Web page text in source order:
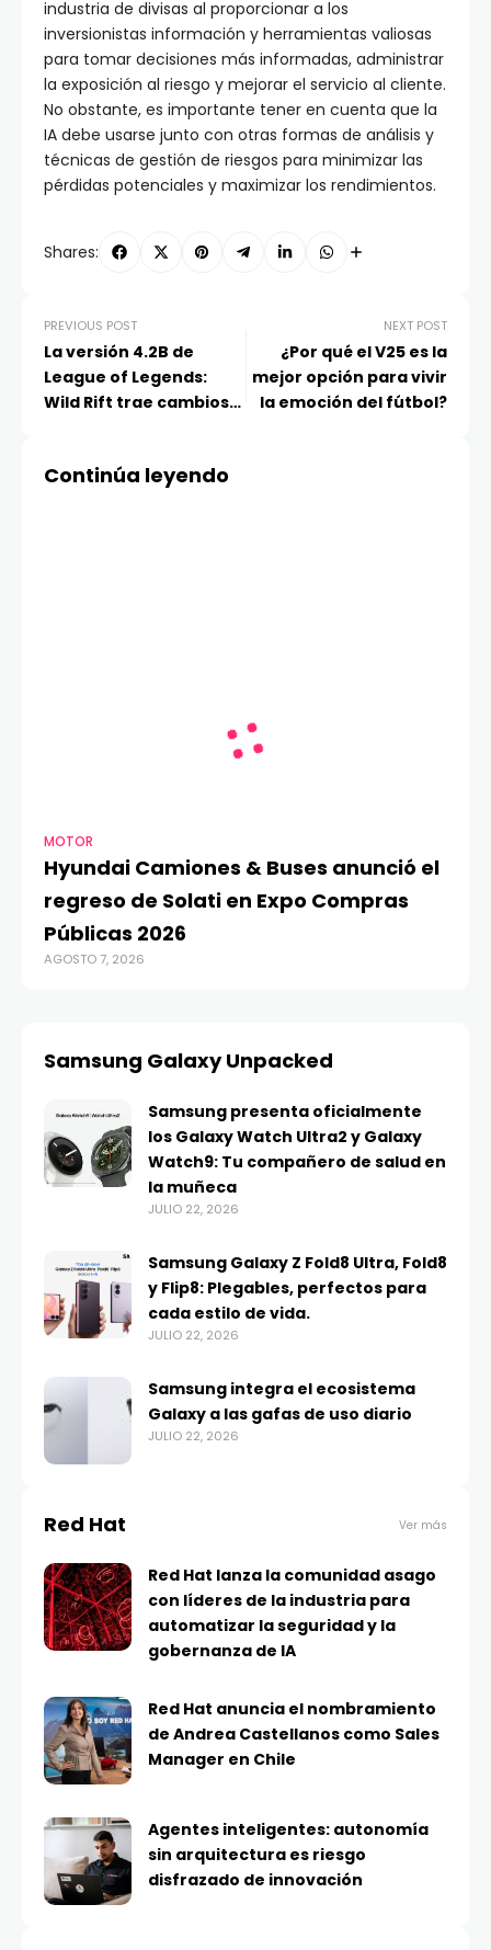
industria de divisas al proporcionar a los
inversionistas información y herramientas valiosas
para tomar decisiones más informadas, administrar
la exposición al riesgo y mejorar el servicio al cliente.
No obstante, es importante tener en cuenta que la
IA debe usarse junto con otras formas de análisis y
técnicas de gestión de riesgos para minimizar las
pérdidas potenciales y maximizar los rendimientos.
Shares:
PREVIOUS POST
La versión 4.2B de
League of Legends:
Wild Rift trae cambios
NEXT POST
¿Por qué el V25 es la
mejor opción para vivir
la emoción del fútbol?
Continúa leyendo
MOTOR
Hyundai Camiones & Buses anunció el
regreso de Solati en Expo Compras
Públicas 2026
AGOSTO 7, 2026
Samsung Galaxy Unpacked
Samsung presenta oficialmente
los Galaxy Watch Ultra2 y Galaxy
Watch9: Tu compañero de salud en
la muñeca
JULIO 22, 2026
Samsung Galaxy Z Fold8 Ultra, Fold8
y Flip8: Plegables, perfectos para
cada estilo de vida.
JULIO 22, 2026
Samsung integra el ecosistema
Galaxy a las gafas de uso diario
JULIO 22, 2026
Red Hat Ver más
Red Hat lanza la comunidad asago
con líderes de la industria para
automatizar la seguridad y la
gobernanza de IA
Red Hat anuncia el nombramiento
de Andrea Castellanos como Sales
Manager en Chile
Agentes inteligentes: autonomía
sin arquitectura es riesgo
disfrazado de innovación